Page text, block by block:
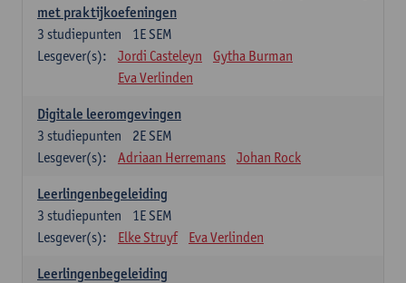
met praktijkoefeningen
1E SEM
3 studiepunten
Lesgever(s):
Jordi Casteleyn
Gytha Burman
Eva Verlinden
Digitale leeromgevingen
2E SEM
3 studiepunten
Lesgever(s):
Adriaan Herremans Johan Rock
Leerlingenbegeleiding
1E SEM
3 studiepunten
Lesgever(s):
Elke Struyf Eva Verlinden
Leerlingenbegeleiding